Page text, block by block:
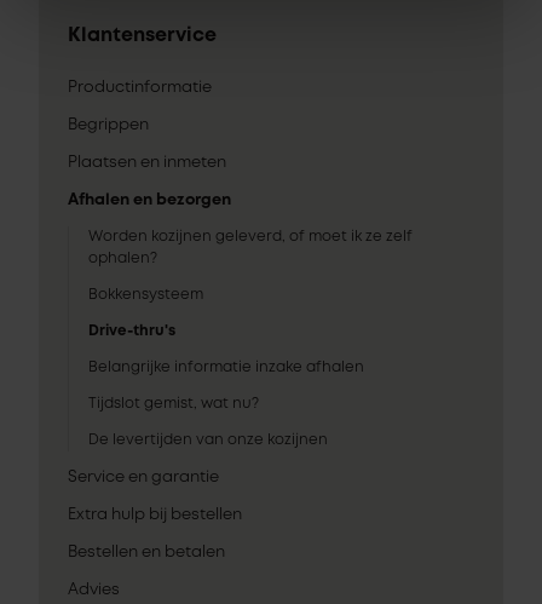
Klantenservice
Productinformatie
Begrippen
Plaatsen en inmeten
Afhalen en bezorgen
Worden kozijnen geleverd, of moet ik ze zelf
ophalen?
Bokkensysteem
Drive-thru's
Belangrijke informatie inzake afhalen
Tijdslot gemist, wat nu?
De levertijden van onze kozijnen
Service en garantie
Extra hulp bij bestellen
Bestellen en betalen
Advies